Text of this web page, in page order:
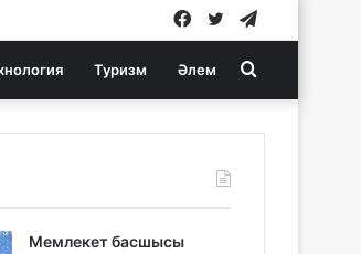
Twitter
Facebook
Туризм Әлем Search
for
Мемлекет басшысы